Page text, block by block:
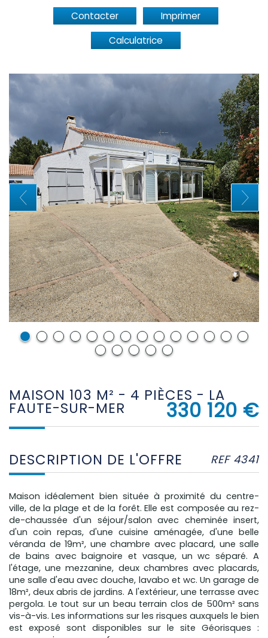
Contacter
Imprimer
Calculatrice
MAISON 103 M² - 4 PIÈCES - LA
FAUTE-SUR-MER 330 120 €
DESCRIPTION DE L'OFFRE REF 4341
Maison idéalement bien située à proximité du centre-
ville, de la plage et de la forêt. Elle est composée au rez-
de-chaussée d'un séjour/salon avec cheminée insert,
d'un coin repas, d'une cuisine aménagée, d'une belle
véranda de 19m², une chambre avec placard, une salle
de bains avec baignoire et vasque, un wc séparé. A
l'étage, une mezzanine, deux chambres avec placards,
une salle d'eau avec douche, lavabo et wc. Un garage de
18m², deux abris de jardins. A l'extérieur, une terrasse avec
pergola. Le tout sur un beau terrain clos de 500m² sans
vis-à-vis. Les informations sur les risques auxquels le bien
est exposé sont disponibles sur le site Géorisques :